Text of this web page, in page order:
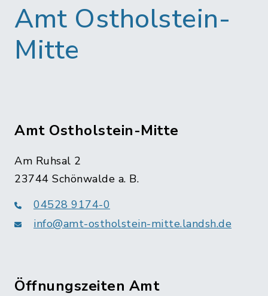
Amt Ostholstein-
Mitte
Amt Ostholstein-Mitte
Am Ruhsal 2
23744 Schönwalde a. B.
04528 9174-0
info@amt-ostholstein-mitte.landsh.de
Öffnungszeiten Amt